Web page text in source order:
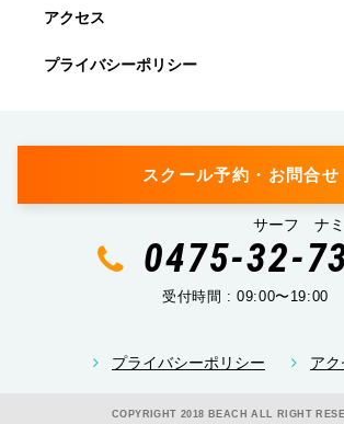
アクセス
プライバシーポリシー
スクール予約・お問合せ
サーフ ナミ
0475-32-
受付時間 : 09:00〜19:00
プライバシーポリシー アク
COPYRIGHT 2018 BEACH ALL RIGHT